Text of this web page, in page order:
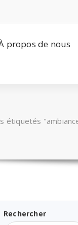
propos de nous
étiquetés
Rechercher